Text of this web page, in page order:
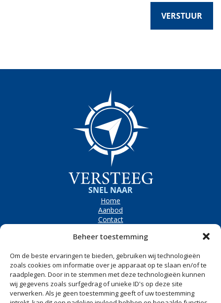
Beheer toestemming
Om de beste ervaringen te bieden, gebruiken wij technologieën
zoals cookies om informatie over je apparaat op te slaan en/of te
raadplegen. Door in te stemmen met deze technologieën kunnen
wij gegevens zoals surfgedrag of unieke ID's op deze site
verwerken. Als je geen toestemming geeft of uw toestemming
SNEL NAAR
Home
Aanbod
Contact
Westerpolder 6e, Dronryp
Maandag t/m vrijdag
8.00 tot 17.00
Zaterdag
Op afspraak
CONTACT
Westerpolder 6e